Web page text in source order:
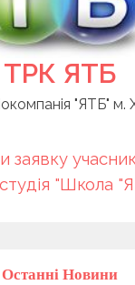
ТРК ЯТБ
"ЯТБ" м.
заявку
"Школа
Останні Новини